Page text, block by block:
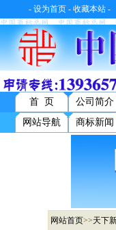
- 设为首页 - 收藏本站 -
首 页 公司简介
网站导航
商标新闻
网站首页>>天下